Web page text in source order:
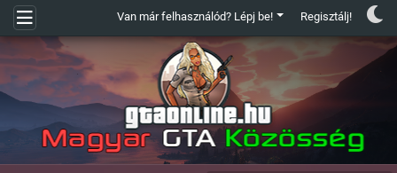
Van már felhasználód? Lépj be! Regisztálj!